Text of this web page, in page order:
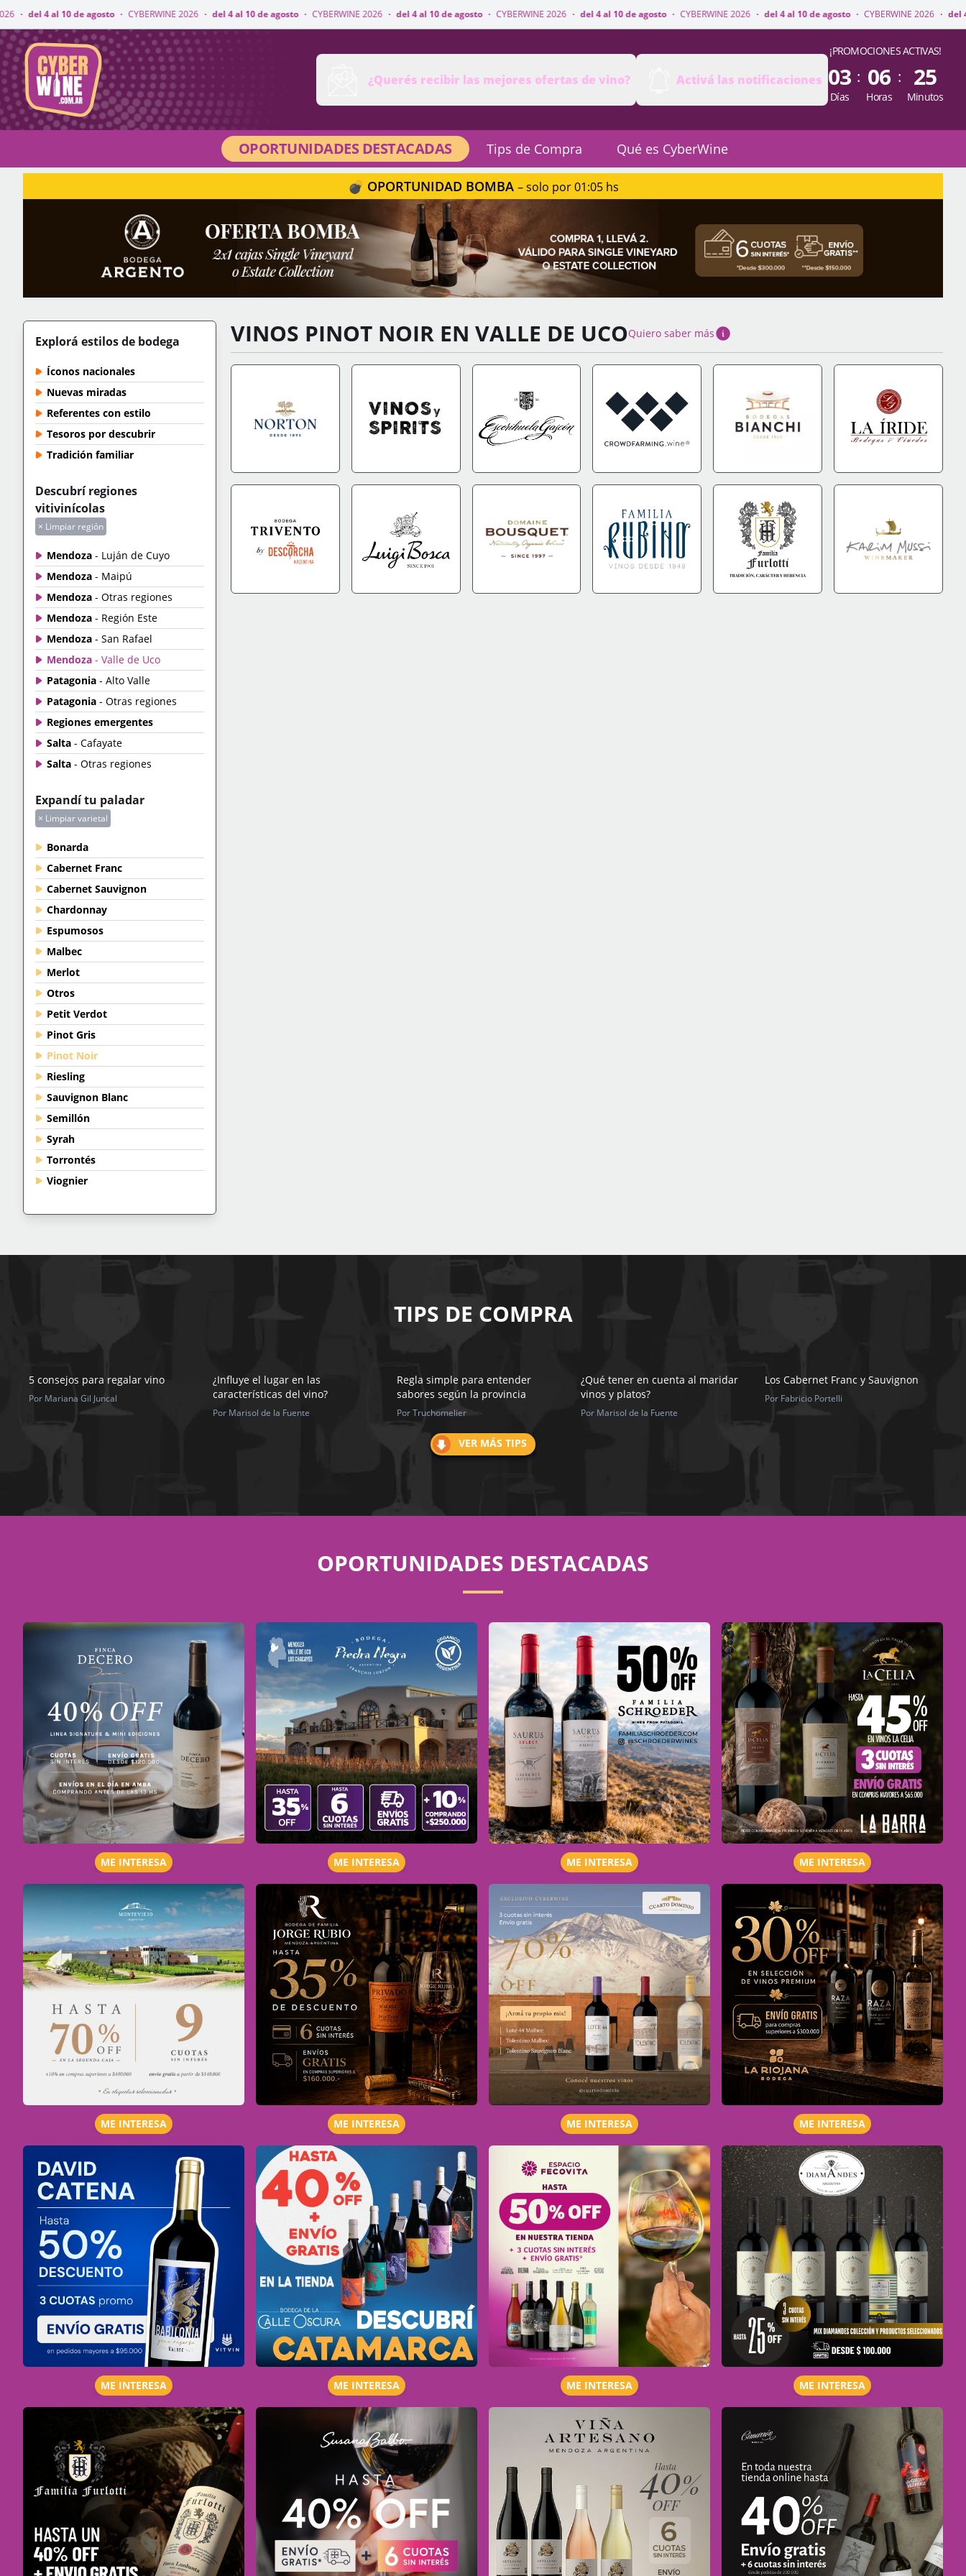
agosto · CYBERWINE 2026 · del 4 al 10 de agosto · CYBERWINE 2026 · del 4 al 10 de agosto · CYBERWINE 2026 · del 4 al 10 de agosto · CYBERWINE 2026 · del 4 al 10 de agosto · CYBERWINE 2026 · del 4 al 10 de agosto
CyberWine
¿Querés recibir las mejores ofertas de vino?
Activá las notificaciones
¡PROMOCIONES ACTIVAS!
03
Días
: 06
Horas
: 25
Minutos
OPORTUNIDADES DESTACADAS Tips de Compra Qué es CyberWine
💣 OPORTUNIDAD BOMBA – solo por 01:05 hs
Explorá estilos de bodega
Íconos nacionales
Nuevas miradas
Referentes con estilo
Tesoros por descubrir
Tradición familiar
Descubrí regiones
vitivinícolas
× Limpiar región
Mendoza - Luján de Cuyo
Mendoza - Maipú
Mendoza - Otras regiones
Mendoza - Región Este
Mendoza - San Rafael
Mendoza - Valle de Uco
Patagonia - Alto Valle
Patagonia - Otras regiones
Regiones emergentes
Salta - Cafayate
Salta - Otras regiones
Expandí tu paladar
× Limpiar varietal
Bonarda
Cabernet Franc
Cabernet Sauvignon
Chardonnay
Espumosos
Malbec
Merlot
Otros
Petit Verdot
Pinot Gris
Pinot Noir
Riesling
Sauvignon Blanc
Semillón
Syrah
Torrontés
Viognier
VINOS PINOT NOIR EN VALLE DE UCOQuiero saber más
IR A TIENDA +INFO IR A TIENDA +INFO IR A TIENDA +INFO IR A TIENDA +INFO IR A TIENDA +INFO IR A TIENDA +INFO
TIPS DE COMPRA
5 consejos para regalar vino
Por Mariana Gil Juncal
¿Influye el lugar en las
características del vino?
Por Marisol de la Fuente
Regla simple para entender
sabores según la provincia
Por Truchomelier
¿Qué tener en cuenta al maridar
vinos y platos?
Por Marisol de la Fuente
Los Cabernet Franc y Sauvignon
Por Fabricio Portelli
VER MÁS TIPS
OPORTUNIDADES DESTACADAS
ME INTERESA ME INTERESA ME INTERESA ME INTERESA
ME INTERESA ME INTERESA ME INTERESA ME INTERESA
ME INTERESA ME INTERESA ME INTERESA ME INTERESA